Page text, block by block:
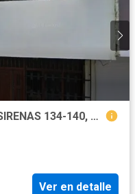
CASA 03 PISOS, PASAJE LAS SIRENAS 134-140, CAJAMARCA
Ver en detalle